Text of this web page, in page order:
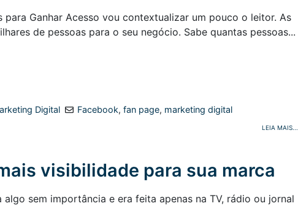
para Ganhar Acesso vou contextualizar um pouco o leitor. As
de pessoas para o seu negócio. Sabe quantas pessoas...
Digital Facebook,fan page, marketing digital
LEIA MAIS...
visibilidade para sua marca
sem importância e era feita apenas na TV, rádio ou jornal